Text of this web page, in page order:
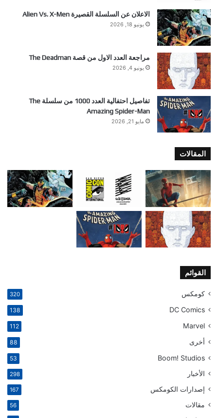
الاعلان عن السلسلة القصيرة Alien Vs. X-Men
يونيو 18, 2026
مراجعة العدد الاول من قصة The Deadman
يونيو 4, 2026
تفاصيل احتفالية العدد 1000 من سلسلة The
Amazing Spider-Man
مايو 21, 2026
المقالات
القوائم
كومكس 320
DC Comics
138
Marvel
112
أخرى 88
Boom! Studios
53
الأخبار 298
إصدارات الكومكس 167
مقالات 56